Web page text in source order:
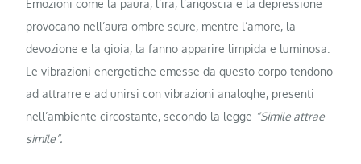
Emozioni come la paura, l’ira, l’angoscia e la depressione
provocano nell’aura ombre scure, mentre l’amore, la
devozione e la gioia, la fanno apparire limpida e luminosa.
Le vibrazioni energetiche emesse da questo corpo tendono
ad attrarre e ad unirsi con vibrazioni analoghe, presenti
nell’ambiente circostante, secondo la legge “Simile attrae
simile”.